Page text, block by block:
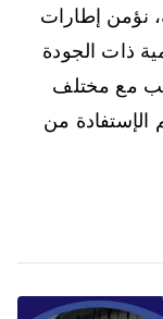
نؤمن إطارات
ذات الجودة
مع مختلف
الإستفادة من